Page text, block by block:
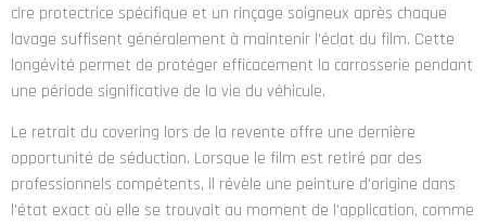
cire protectrice spécifique et un rinçage soigneux après chaque
lavage suffisent généralement à maintenir l'éclat du film. Cette
longévité permet de protéger efficacement la carrosserie pendant
une période significative de la vie du véhicule.
Le retrait du covering lors de la revente offre une dernière
opportunité de séduction. Lorsque le film est retiré par des
professionnels compétents, il révèle une peinture d'origine dans
l'état exact où elle se trouvait au moment de l'application, comme